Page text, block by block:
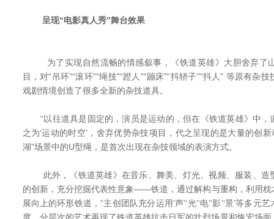
呈现“电影真人秀”舞台效果
为了实现自然流畅的情感叙事，《铁道英雄》大胆舍弃了
目，对“吊环”“滚环”“绳技”“蹬人”“蹦床”“抖轿子”“抖人” 等原有杂
戏剧情境创造了很多全新的杂技道具。
“以往道具是固定的，演员是运动的，但在《铁道英雄》中，
之为‘运动的时空’，舍弃优势杂技项目，代之呈现的是大量的创
湖”场景中的U型绳，是首次出现在杂技领域的表演方式。
此外，《铁道英雄》在音乐、舞美、灯光、视频、服装、造
的创新，充分挖掘代表性意象——铁道，通过解构与重构，利用枕
展向上的环形铁道，“主创团队充分运用‘声’‘光’‘电’‘影’‘景’等多